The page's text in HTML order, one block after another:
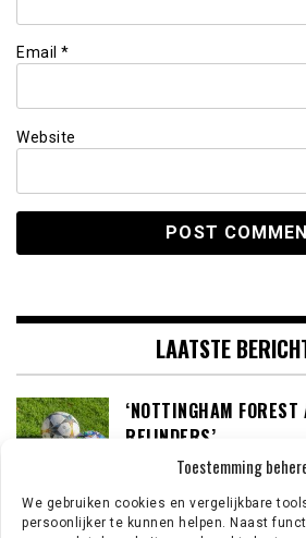
Toestemming
We gebruiken cookies en vergelijkbare
persoonlijker te kunnen helpen. Naast
Email *
Website
LAATSTE
‘NOTTINGHAM
REIJNDERS’
‘LOUIS VAN GAAL